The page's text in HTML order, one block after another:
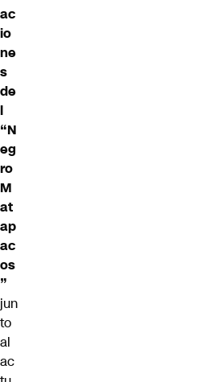
ac
io
ne
s
de
l
“N
eg
ro
M
at
ap
ac
os
”
jun
to
al
ac